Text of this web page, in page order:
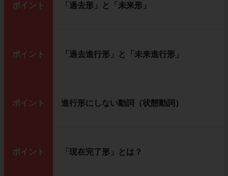
ポイント 「過去形」と「未来形」
ポイント 「過去進行形」と「未来進行形」
ポイント 進行形にしない動詞（状態動詞）
ポイント 「現在完了形」とは？